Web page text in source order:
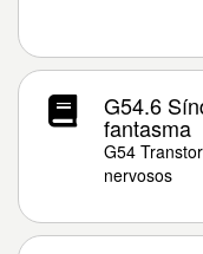
G54.6
fantasma
G54
nervosos